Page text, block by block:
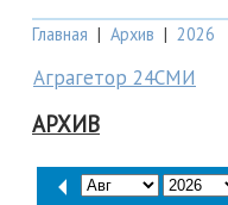
Главная | Архив | 2026
Аграгетор 24СМИ
АРХИВ